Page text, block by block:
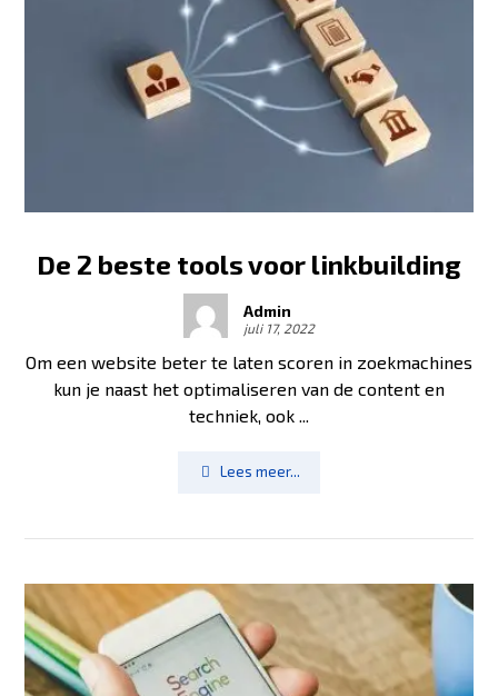
De 2 beste tools voor linkbuilding
Admin
juli 17, 2022
Om een website beter te laten scoren in zoekmachines
kun je naast het optimaliseren van de content en
techniek, ook ...
Lees meer...